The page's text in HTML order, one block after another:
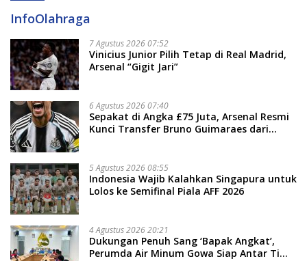
InfoOlahraga
7 Agustus 2026 07:52
Vinicius Junior Pilih Tetap di Real Madrid,
Arsenal “Gigit Jari”
6 Agustus 2026 07:40
Sepakat di Angka £75 Juta, Arsenal Resmi
Kunci Transfer Bruno Guimaraes dari
5 Agustus 2026 08:55
Indonesia Wajib Kalahkan Singapura untuk
Lolos ke Semifinal Piala AFF 2026
4 Agustus 2026 20:21
Dukungan Penuh Sang ‘Bapak Angkat’,
Perumda Air Minum Gowa Siap Antar Tim